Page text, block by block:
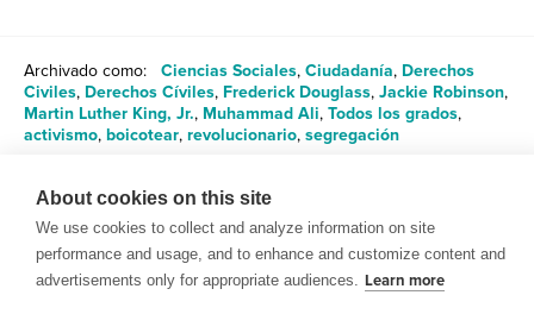
Archivado como: Ciencias Sociales, Ciudadanía, Derechos
Civiles, Derechos Cíviles, Frederick Douglass, Jackie Robinson,
Martin Luther King, Jr., Muhammad Ali, Todos los grados,
activismo, boicotear, revolucionario, segregación
Compartir
About cookies on this site
We use cookies to collect and analyze information on site
performance and usage, and to enhance and customize content and
advertisements only for appropriate audiences. Learn more